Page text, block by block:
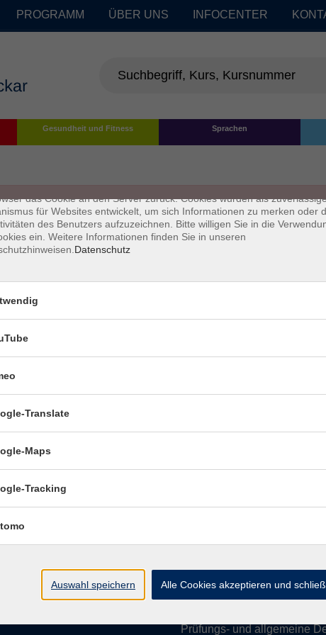
PROGRAMM ÜBER UNS INFOCENTER
Gesundheit und Fitness Sprachen
Öffnungszeiten:
9–12.30
Mo–Do nachmittags:
Termine für Beratung nach
Öffnungszeiten
Mi9-12 Uhr
Do & Frgeschlossen
Prüfungs- und allgemeine
sind kleine Datenmengen, die von einer Website gesendet und vom
das Cookie an den Server zurück. Cookies wurden als
für Websites entwickelt, um sich Informationen zu merken oder
des Benutzers aufzuzeichnen. Bitte willigen Sie in die
ein. Weitere Informationen finden Sie in unseren
Datenschutz
Translate
Maps
Tracking
Auswahl speichern Alle Cookies akzeptieren und